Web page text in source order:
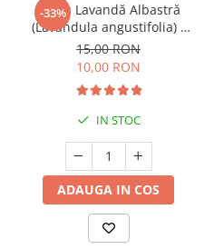
-33%
Butaș Lavandă Albastră
(Lavandula angustifolia) -
Înrădăcinat
15,00 RON
10,00 RON
IN STOC
ADAUGA IN COS